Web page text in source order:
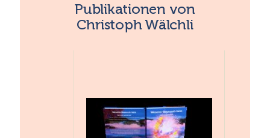
Publikationen von
Christoph Wälchli